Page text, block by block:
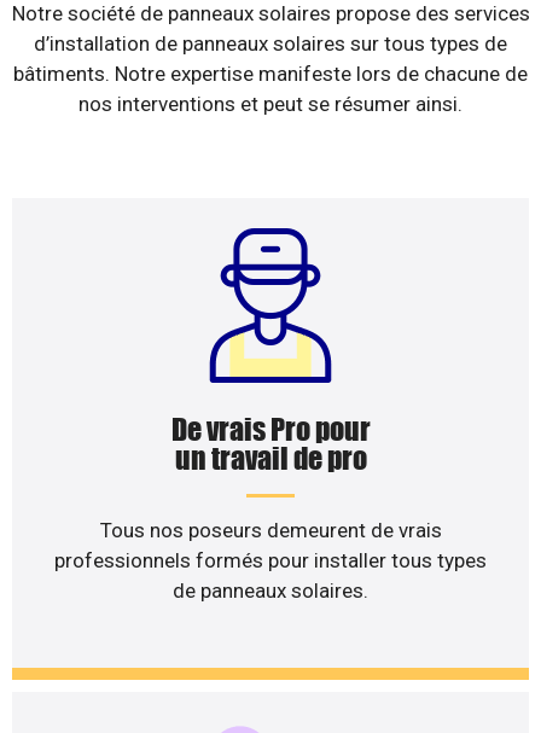
Notre société de panneaux solaires propose des services
d’installation de panneaux solaires sur tous types de
bâtiments. Notre expertise manifeste lors de chacune de
nos interventions et peut se résumer ainsi.
De vrais Pro pour
un travail de pro
Tous nos poseurs demeurent de vrais
professionnels formés pour installer tous types
de panneaux solaires.